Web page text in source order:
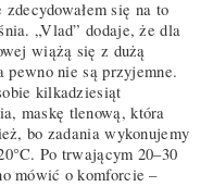
się na to
„Vlad” dodaje, że dla
wiążą się z dużą
nie są przyjemne.
kilkadziesiąt
maskę tlenową, która
bo zadania wykonujemy
Po trwającym 20–30
mówić o komforcie –